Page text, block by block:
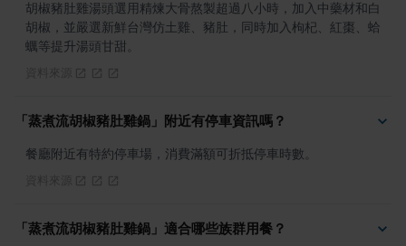
胡椒豬肚雞湯頭選用精煉大骨熬製超過八小時，加入中藥材和白
胡椒，並嚴選新鮮台灣仿土雞、豬肚，同時加入枸杞、紅棗、蛤
蠣等提升湯頭甘甜。
「蒸煮流胡椒豬肚雞鍋」附近有停車資訊嗎？
餐廳附近有特約停車場，消費滿額可折抵停車時數。
「蒸煮流胡椒豬肚雞鍋」適合哪些族群用餐？